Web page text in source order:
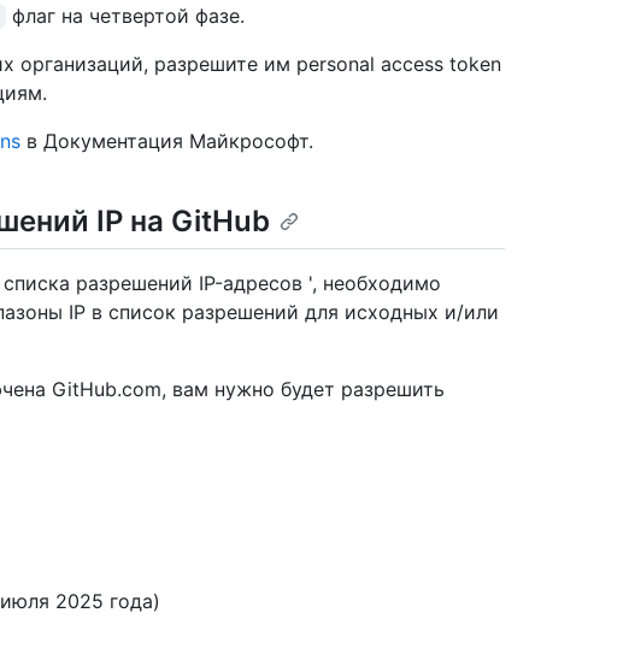
флаг на четвертой фазе.
организаций, разрешите им personal access token
в Документация Майкрософт.
IP на GitHub
разрешений IP-адресов ', необходимо
IP в список разрешений для исходных и/или
GitHub.com, вам нужно будет разрешить
2025 года)